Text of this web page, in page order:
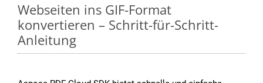
Webseiten ins GIF-Format
konvertieren – Schritt-für-Schritt-
Anleitung